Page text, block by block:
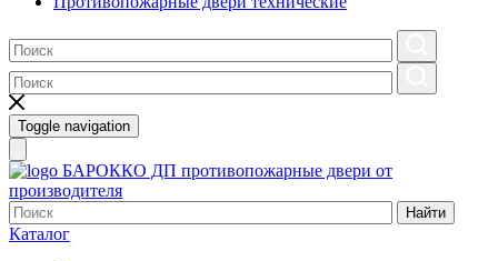
Toggle navigation
БАРОККО ДП противопожарные двери от
производителя
Найти
Каталог